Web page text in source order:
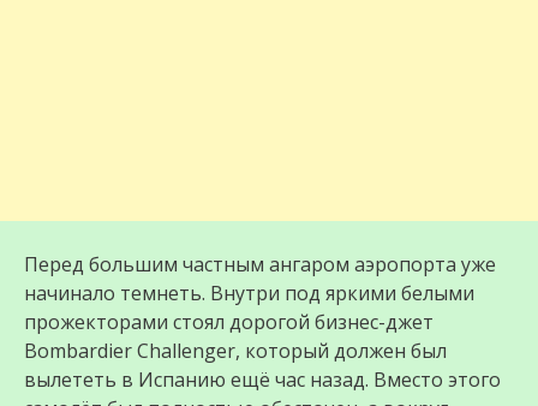
Перед большим частным ангаром аэропорта уже
начинало темнеть. Внутри под яркими белыми
прожекторами стоял дорогой бизнес-джет
Bombardier Challenger, который должен был
вылететь в Испанию ещё час назад. Вместо этого